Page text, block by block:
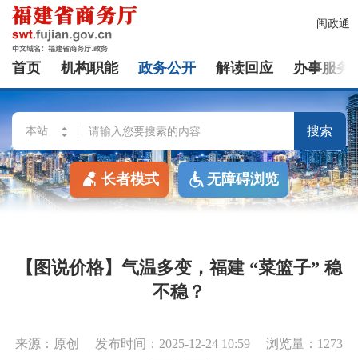
闽政通
首页 机构职能 政务公开 解读回应 办事服务
搜索
长者模式 无障碍浏览
【图说价格】气温多变，福建 “菜篮子” 稳
不稳？
来源：原创 发布时间：2025-12-24 10:59 浏览量：1273